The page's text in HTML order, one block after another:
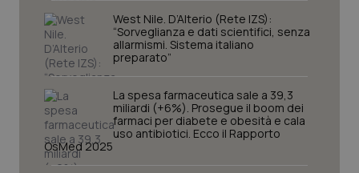
West Nile. D’Alterio (Rete IZS):
“Sorveglianza e dati scientifici, senza
allarmismi. Sistema italiano
preparato”
La spesa farmaceutica sale a 39,3
miliardi (+6%). Prosegue il boom dei
farmaci per diabete e obesità e cala
uso antibiotici. Ecco il Rapporto
OsMed 2025
funzionare correttamente senza questi cookie.
Nome
Fornitore/
VISITOR_PRIVACY_METADATA
.youtube.com